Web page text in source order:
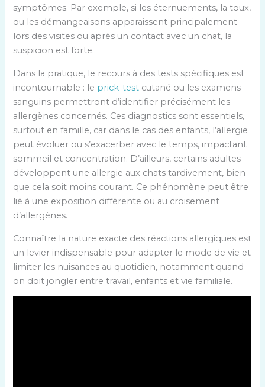
symptômes. Par exemple, si les éternuements, la toux,
ou les démangeaisons apparaissent principalement
lors des visites ou après un contact avec un chat, la
suspicion est forte.
Dans la pratique, le recours à des tests spécifiques est
incontournable : le prick-test cutané ou les examens
sanguins permettront d’identifier précisément les
allergènes concernés. Ces diagnostics sont essentiels,
surtout en famille, car dans le cas des enfants, l’allergie
peut évoluer ou s’exacerber avec le temps, impactant
sommeil et concentration. D’ailleurs, certains adultes
développent une allergie aux chats tardivement, bien
que cela soit moins courant. Ce phénomène peut être
lié à une exposition différente ou au croisement
d’allergènes.
Connaître la nature exacte des réactions allergiques est
un levier indispensable pour adapter le mode de vie et
limiter les nuisances au quotidien, notamment quand
on doit jongler entre travail, enfants et vie familiale.